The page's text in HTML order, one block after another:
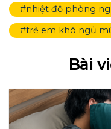
#nhiệt độ phòng
#trẻ em khó ngủ
Bài